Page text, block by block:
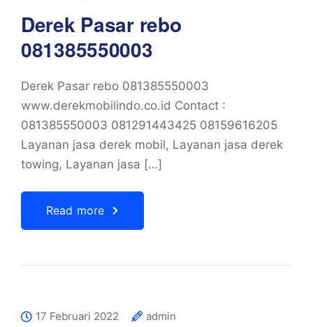
Derek Pasar rebo
081385550003
Derek Pasar rebo 081385550003
www.derekmobilindo.co.id Contact :
081385550003 081291443425 08159616205
Layanan jasa derek mobil, Layanan jasa derek
towing, Layanan jasa […]
Read more
17 Februari 2022
admin